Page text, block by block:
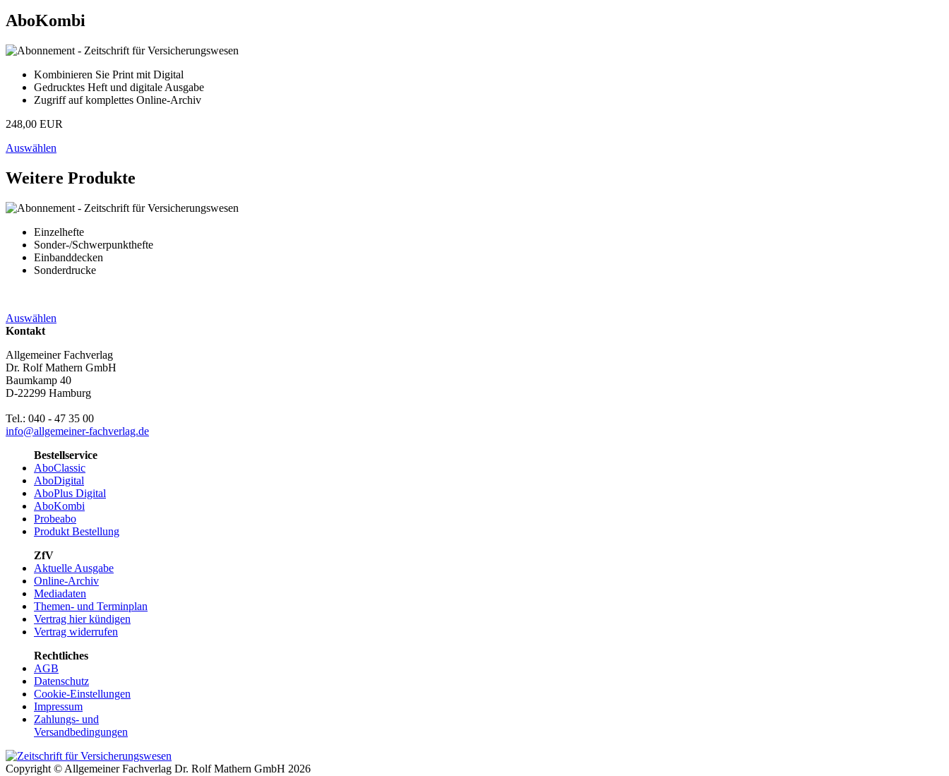
AboKombi
Kombinieren Sie Print mit Digital
Gedrucktes Heft und digitale Ausgabe
Zugriff auf komplettes Online-Archiv
248,00 EUR
Auswählen
Weitere Produkte
Einzelhefte
Sonder-/Schwerpunkthefte
Einbanddecken
Sonderdrucke
Auswählen
Kontakt
Allgemeiner Fachverlag
Dr. Rolf Mathern GmbH
Baumkamp 40
D-22299 Hamburg
Tel.: 040 - 47 35 00
info@allgemeiner-fachverlag.de
Bestellservice
AboClassic
AboDigital
AboPlus Digital
AboKombi
Probeabo
Produkt Bestellung
ZfV
Aktuelle Ausgabe
Online-Archiv
Mediadaten
Themen- und Terminplan
Vertrag hier kündigen
Vertrag widerrufen
Rechtliches
AGB
Datenschutz
Cookie-Einstellungen
Impressum
Zahlungs- und
Versandbedingungen
Copyright © Allgemeiner Fachverlag Dr. Rolf Mathern GmbH 2026